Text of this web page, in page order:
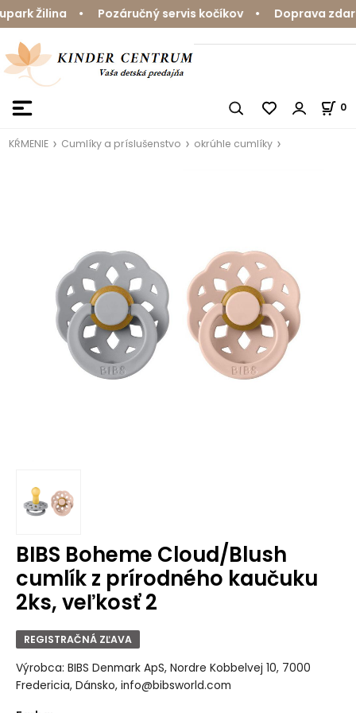
Žilina • Pozáručný servis kočíkov • Doprava
0
KŔMENIE Cumlíky a príslušenstvo okrúhle cumlíky
BIBS Boheme Cloud/Blush
cumlík z prírodného kaučuku
2ks, veľkosť 2
REGISTRAČNÁ ZĽAVA
Výrobca: BIBS Denmark ApS, Nordre Kobbelvej 10, 7000
Fredericia, Dánsko, info@bibsworld.com